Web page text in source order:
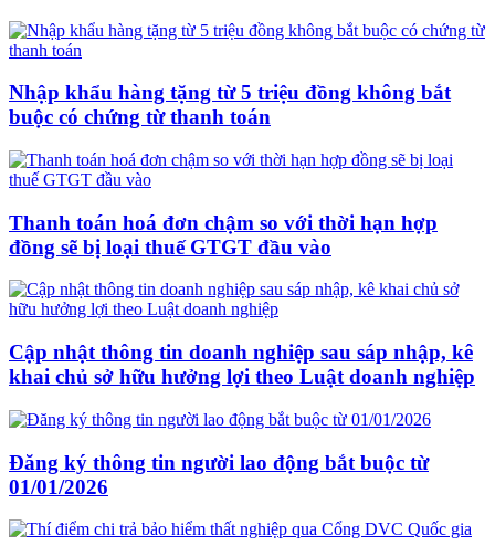
Nhập khẩu hàng tặng từ 5 triệu đồng không bắt
buộc có chứng từ thanh toán
Thanh toán hoá đơn chậm so với thời hạn hợp
đồng sẽ bị loại thuế GTGT đầu vào
Cập nhật thông tin doanh nghiệp sau sáp nhập, kê
khai chủ sở hữu hưởng lợi theo Luật doanh nghiệp
Đăng ký thông tin người lao động bắt buộc từ
01/01/2026